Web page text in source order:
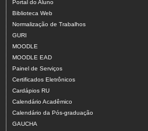
Portal do Aluno
Biblioteca Web
Normalização de Trabalhos
GURI
MOODLE
MOODLE EAD
Painel de Serviços
Certificados Eletrônicos
Cardápios RU
Calendário Acadêmico
Calendário da Pós-graduação
GAUCHA